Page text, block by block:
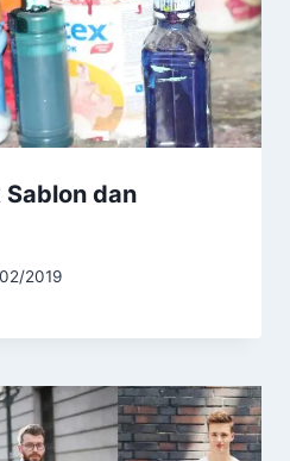
dan
2019